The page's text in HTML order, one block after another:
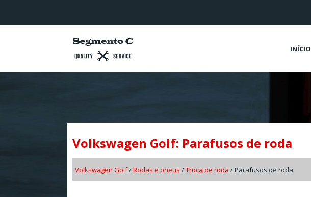
INÍCIO
Volkswagen Golf: Parafusos de roda
Volkswagen Golf/Rodas e pneus /Troca de roda / Parafusos de roda